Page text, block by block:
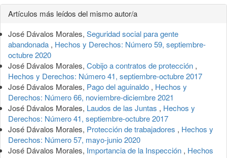
Detalles
del
artículo
Artículos más leídos del mismo autor/a
José Dávalos Morales, Seguridad social para gente
abandonada , Hechos y Derechos: Número 59, septiembre-
octubre 2020
José Dávalos Morales, Cobijo a contratos de protección ,
Hechos y Derechos: Número 41, septiembre-octubre 2017
José Dávalos Morales, Pago del aguinaldo , Hechos y
Derechos: Número 66, noviembre-diciembre 2021
José Dávalos Morales, Laudos de las Juntas , Hechos y
Derechos: Número 41, septiembre-octubre 2017
José Dávalos Morales, Protección de trabajadores , Hechos y
Derechos: Número 57, mayo-junio 2020
José Dávalos Morales, Importancia de la Inspección , Hechos